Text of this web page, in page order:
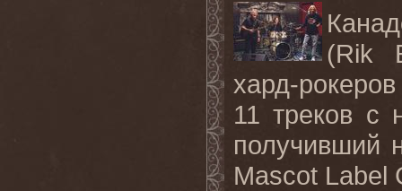
(Rik
хард-
11 треков с
получивший
Mascot Label